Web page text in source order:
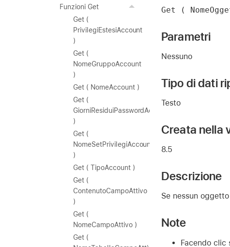
Funzioni Get
Get (
PrivilegiEstesiAccount
)
Get (
NomeGruppoAccount
)
Get ( NomeAccount )
Get (
GiorniResiduiPasswordAccount
)
Get (
NomeSetPrivilegiAccount
)
Get ( TipoAccount )
Get (
ContenutoCampoAttivo
)
Get (
NomeCampoAttivo )
Get (
Get (
Parametri
Nessuno
Tipo di dati
Testo
Creata nella
8.5
Descrizione
Se nessun
Note
Facendo clic